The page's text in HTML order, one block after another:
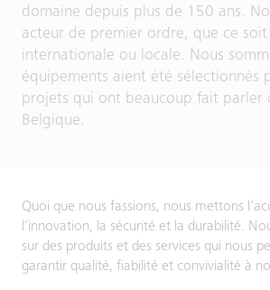
domaine depuis plus de 150 ans.
acteur de premier ordre, que ce soit
internationale ou locale. Nous
équipements aient été sélectionnés
projets qui ont beaucoup fait parler
Belgique.
Quoi que nous fassions, nous mettons
l’innovation, la sécurité et la durabilité.
sur des produits et des services qui nous
garantir qualité, fiabilité et convivialité à